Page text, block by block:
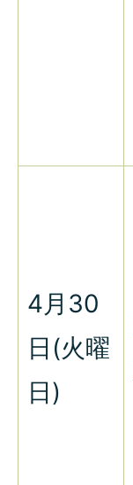
4月30
日(火曜
日)